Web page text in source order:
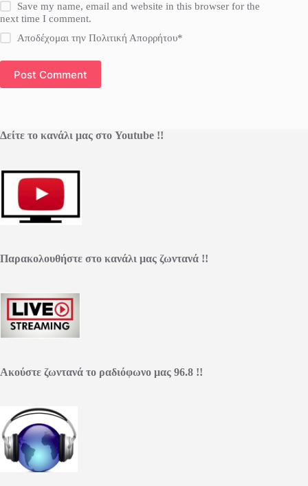
Save my name, email and website in this browser for the
next time I comment.
Αποδέχομαι την Πολιτική Απορρήτου*
Post Comment
Δείτε το κανάλι μας στο Youtube !!
Παρακολουθήστε στο κανάλι μας ζωντανά !!
Ακούστε ζωντανά το ραδιόφωνο μας 96.8 !!